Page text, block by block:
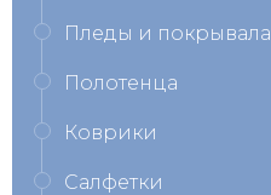
Пледы и покрывала
Полотенца
Коврики
Салфетки